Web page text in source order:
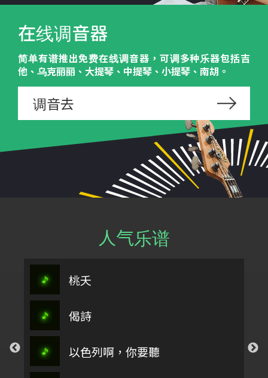
在线调音器
简单有谱推出免费在线调音器，可调多种乐器包括吉
他、乌克丽丽、大提琴、中提琴、小提琴、南胡。
调音去
人气乐谱
桃夭
偈詩
以色列啊，你要聽